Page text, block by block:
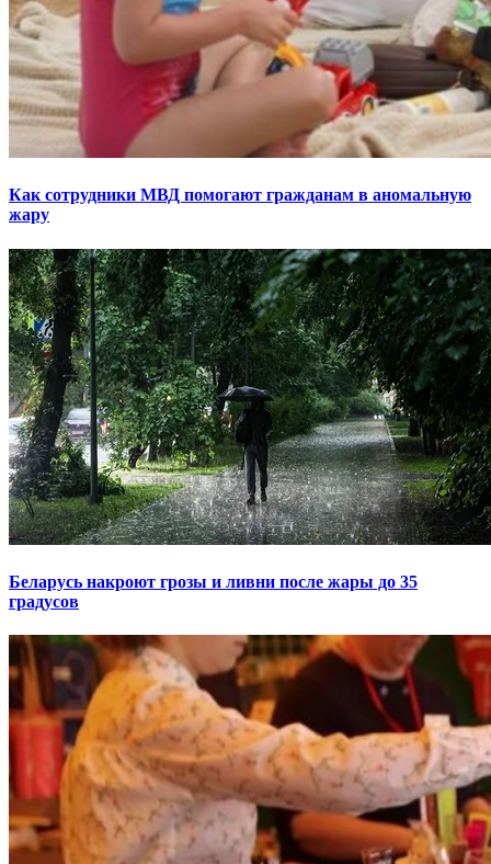
Как сотрудники МВД помогают гражданам в аномальную
жару
Беларусь накроют грозы и ливни после жары до 35
градусов